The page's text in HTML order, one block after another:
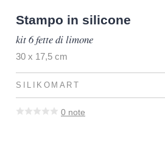
Stampo in silicone
kit 6 fette di limone
30 x 17,5 cm
SILIKOMART
0 note